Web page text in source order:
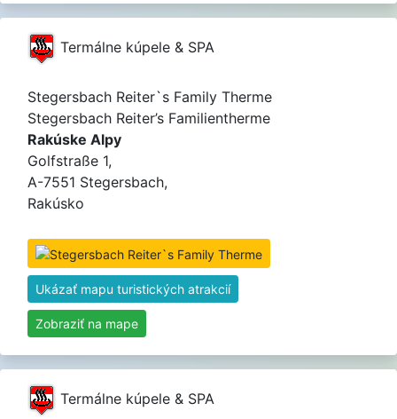
Termálne kúpele & SPA
Stegersbach Reiter`s Family Therme
Stegersbach Reiter’s Familientherme
Rakúske Alpy
Golfstraße 1,
A-7551 Stegersbach,
Rakúsko
Ukázať mapu turistických atrakcií
Zobraziť na mape
Termálne kúpele & SPA